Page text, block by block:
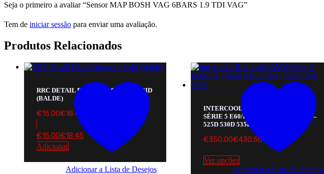
Seja o primeiro a avaliar “Sensor MAP BOSH VAG 6BARS 1.9 TDI VAG”
Tem de iniciar sessão para enviar uma avaliação.
Produtos Relacionados
Adicionar a Lista de Desejos
RRC DETAIL BLACK BUCKET + GRID
(BALDE)
€15.00€18.45
€15.00€18.45
Adicionar
Adicionar a Lista de Desejos
INTERCOOLER REFORÇADO BMW
SÉRIE 5 E60/E61 – SÉRIE 6 E63/E64 –
525D 530D 535D
€350.00€430.50
Ver opções